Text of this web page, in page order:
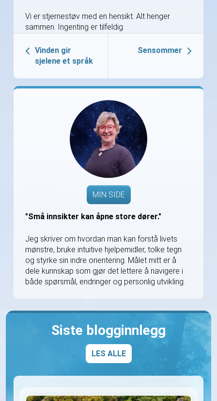
Vi er stjernestøv med en hensikt. Alt henger
sammen. Ingenting er tilfeldig.
Vinden gir
sjelene et språk
Sensommer
MIN SIDE
"Små innsikter kan åpne store dører."
Jeg skriver om hvordan man kan forstå livets
mønstre, bruke intuitive hjelpemidler, tolke tegn
og styrke sin indre orientering. Målet mitt er å
dele kunnskap som gjør det lettere å navigere i
både spørsmål, endringer og personlig utvikling.
Siste blogginnlegg
LES ALLE